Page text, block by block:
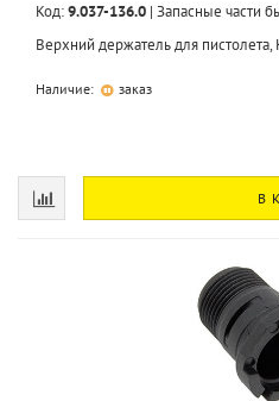
Код:9.037-136.0 | Запасные части
Верхний держатель для пистолета,
Наличие: заказ
В